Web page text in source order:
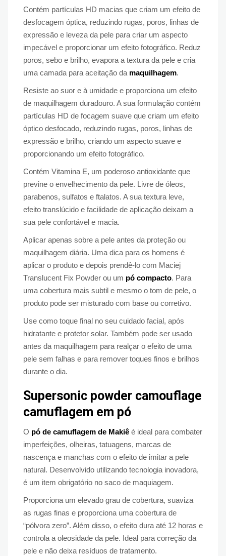
Contém partículas HD macias que criam um efeito de
desfocagem óptica, reduzindo rugas, poros, linhas de
expressão e leveza da pele para criar um aspecto
impecável e proporcionar um efeito fotográfico. Reduz
poros, sebo e brilho, evapora a textura da pele e cria
uma camada para aceitação da maquilhagem.
Resiste ao suor e à umidade e proporciona um efeito
de maquilhagem duradouro. A sua formulação contém
partículas HD de focagem suave que criam um efeito
óptico desfocado, reduzindo rugas, poros, linhas de
expressão e brilho, criando um aspecto suave e
proporcionando um efeito fotográfico.
Contém Vitamina E, um poderoso antioxidante que
previne o envelhecimento da pele. Livre de óleos,
parabenos, sulfatos e ftalatos. A sua textura leve,
efeito translúcido e facilidade de aplicação deixam a
sua pele confortável e macia.
Aplicar apenas sobre a pele antes da proteção ou
maquilhagem diária. Uma dica para os homens é
aplicar o produto e depois prendê-lo com Maciej
Translucent Fix Powder ou um pó compacto. Para
uma cobertura mais subtil e mesmo o tom de pele, o
produto pode ser misturado com base ou corretivo.
Use como toque final no seu cuidado facial, após
hidratante e protetor solar. Também pode ser usado
antes da maquilhagem para realçar o efeito de uma
pele sem falhas e para remover toques finos e brilhos
durante o dia.
Supersonic powder camouflage
camuflagem em pó
O pó de camuflagem de Makiê é ideal para combater
imperfeições, olheiras, tatuagens, marcas de
nascença e manchas com o efeito de imitar a pele
natural. Desenvolvido utilizando tecnologia inovadora,
é um item obrigatório no saco de maquiagem.
Proporciona um elevado grau de cobertura, suaviza
as rugas finas e proporciona uma cobertura de
“pólvora zero”. Além disso, o efeito dura até 12 horas e
controla a oleosidade da pele. Ideal para correção da
pele e não deixa resíduos de tratamento.